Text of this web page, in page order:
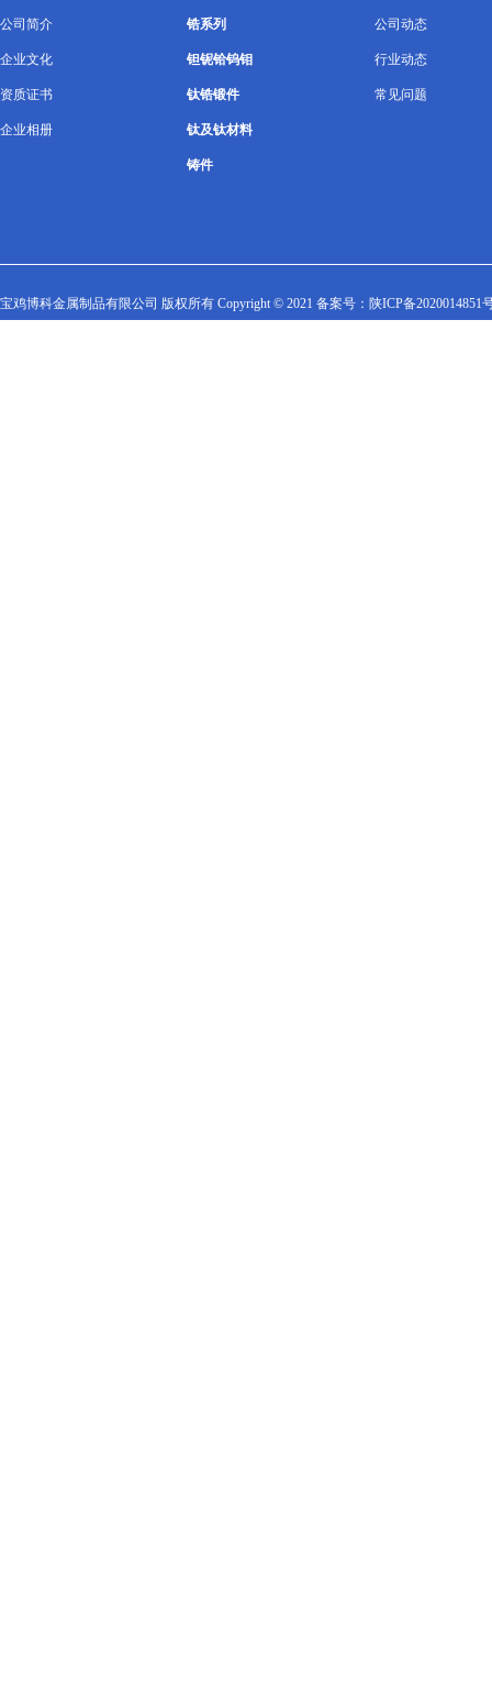
公司简介
企业文化
资质证书
企业相册
锆系列
钽铌铪钨钼
钛锆锻件
钛及钛材料
铸件
公司动态
行业动态
常见问题
宝鸡博科金属制品有限公司 版权所有 Copyright © 2021 备案号： 陕ICP备2020014851